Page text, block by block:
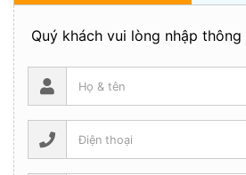
Quý khách vui lòng nhập